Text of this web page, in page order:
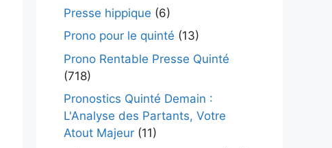
Presse hippique (6)
Prono pour le quinté (13)
Prono Rentable Presse Quinté
(718)
Pronostics Quinté Demain :
L'Analyse des Partants, Votre
Atout Majeur (11)